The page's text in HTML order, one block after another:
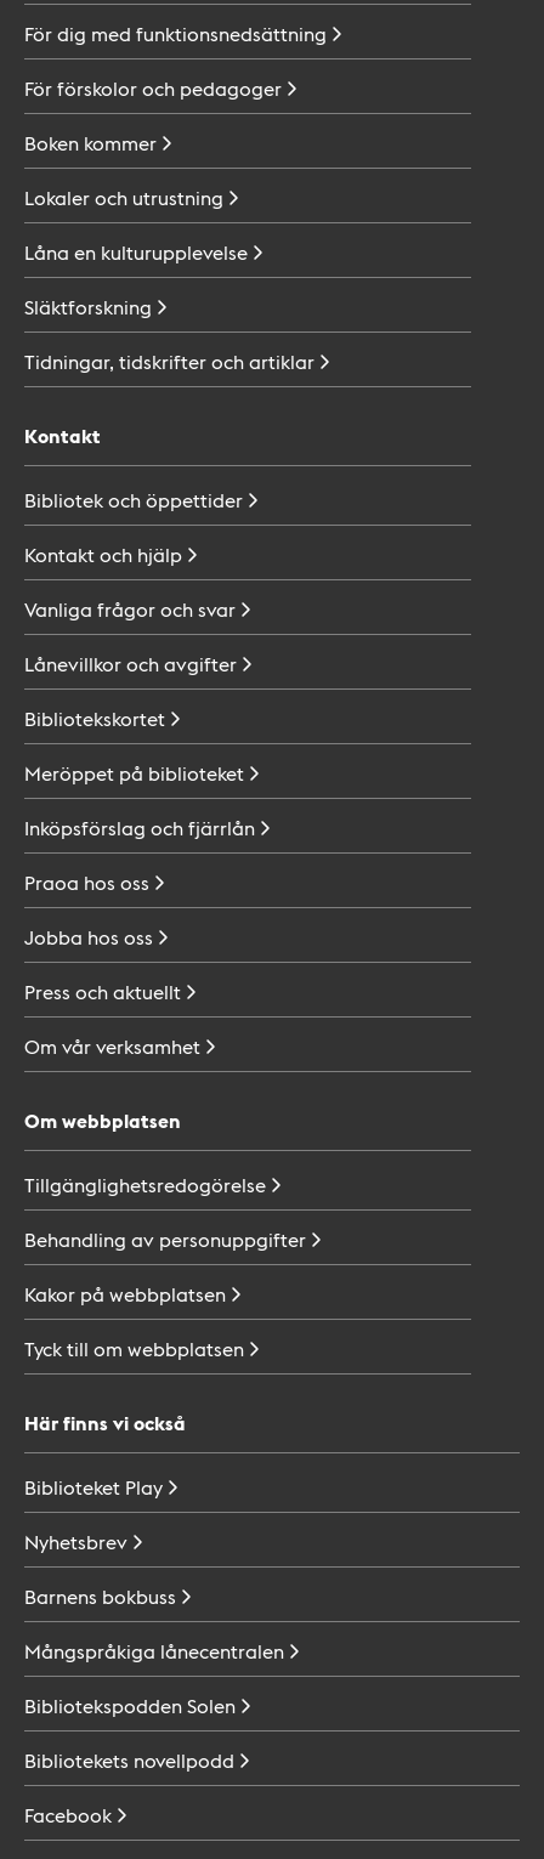
För dig med funktionsnedsättning
För förskolor och pedagoger
Boken kommer
Lokaler och utrustning
Låna en kulturupplevelse
Släktforskning
Tidningar, tidskrifter ochartiklar
Kontakt
Bibliotek ochöppettider
Kontakt och hjälp
Vanliga frågor ochsvar
Lånevillkor ochavgifter
Bibliotekskortet
Meröppet på biblioteket
Inköpsförslag ochfjärrlån
Praoa hos oss
Jobba hos oss
Press ochaktuellt
Om vårverksamhet
Om webbplatsen
Tillgänglighetsredogörelse
Behandling av personuppgifter
Kakor på webbplatsen
Tyck till om webbplatsen
Här finns vi också
Biblioteket Play
Nyhetsbrev
Barnens bokbuss
Mångspråkiga lånecentralen
BibliotekspoddenSolen
Bibliotekets novellpodd
Facebook